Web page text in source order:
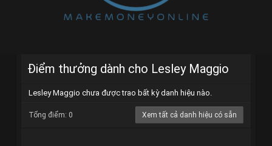
Điểm thưởng dành cho Lesley Maggio
Lesley Maggio chưa được trao bất kỳ danh hiệu nào.
Tổng điểm: 0 Xem tất cả danh hiệu có sẵn